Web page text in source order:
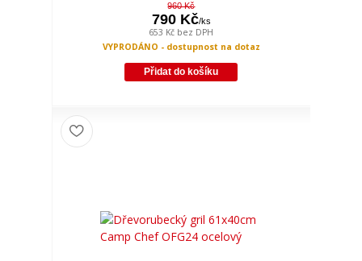
960 Kč
790 Kč/ks
653 Kč bez DPH
VYPRODÁNO - dostupnost na dotaz
Přidat do košíku